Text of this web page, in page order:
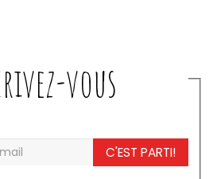
vous
C'EST PARTI!